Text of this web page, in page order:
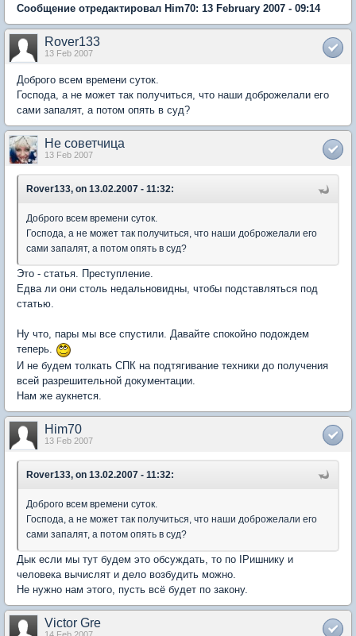
Сообщение отредактировал Him70: 13 February 2007 - 09:14
Rover133
13 Feb 2007
Доброго всем времени суток.
Господа, а не может так получиться, что наши доброжелали его
сами запалят, а потом опять в суд?
Не советчица
13 Feb 2007
Rover133, on 13.02.2007 - 11:32:
Доброго всем времени суток.
Господа, а не может так получиться, что наши доброжелали его
сами запалят, а потом опять в суд?
Это - статья. Преступление.
Едва ли они столь недальновидны, чтобы подставляться под
статью.
Ну что, пары мы все спустили. Давайте спокойно подождем
теперь.
И не будем толкать СПК на подтягивание техники до получения
всей разрешительной документации.
Нам же аукнется.
Him70
13 Feb 2007
Rover133, on 13.02.2007 - 11:32:
Доброго всем времени суток.
Господа, а не может так получиться, что наши доброжелали его
сами запалят, а потом опять в суд?
Дык если мы тут будем это обсуждать, то по IPишнику и
человека вычислят и дело возбудить можно.
Не нужно нам этого, пусть всё будет по закону.
Victor Gre
14 Feb 2007